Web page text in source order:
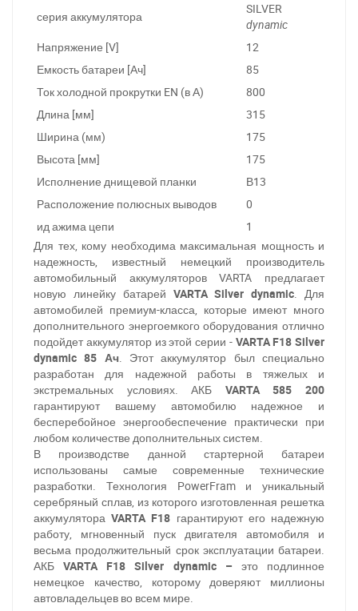
серия аккумулятора
SILVER
dynamic
Напряжение [V]
12
Емкость батареи [Ач]
85
Ток холодной прокрутки EN (в А)
800
Длина [мм]
315
Ширина (мм)
175
Высота [мм]
175
Исполнение днищевой планки
В13
Расположение полюсных выводов
0
ид ажима цепи
1
Для тех, кому необходима максимальная мощность и
надежность, известный немецкий производитель
автомобильный аккумуляторовVARTA предлагает
новую линейку батарей VARTA Silver dynamic. Для
автомобилей премиум-класса, которые имеют много
дополнительного энергоемкого оборудования отлично
подойдет аккумулятор из этой серии - VARTA F18 Silver
dynamic 85 Ач. Этот аккумулятор был специально
разработан для надежной работы в тяжелых и
экстремальных условиях. АКБ VARTA 585 200
гарантируют вашему автомобилю надежное и
бесперебойное энергообеспечение практически при
любом количестве дополнительных систем.
В производстве данной стартерной батареи
использованы самые современные технические
разработки. Технология PowerFram и уникальный
серебряный сплав, из которого изготовленная решетка
аккумулятораVARTA F18 гарантируют его надежную
работу, мгновенный пуск двигателя автомобиля и
весьма продолжительный срок эксплуатации батареи.
АКБVARTA F18 Silver dynamic – это подлинное
немецкое качество, которому доверяют миллионы
автовладельцев во всем мире.